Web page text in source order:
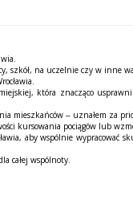
szkół, na uczelnie czy w inne wa
ławia.
która znacząco
mieszkańców – uznałem za
ści kursowania pociągów lub
ławia, aby wspólnie wypracować
całej wspólnoty.